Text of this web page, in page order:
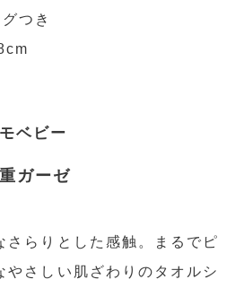
つき
ベビー
ガーゼ
さらりとした感触。まるでピ
やさしい肌ざわりのタオルシ